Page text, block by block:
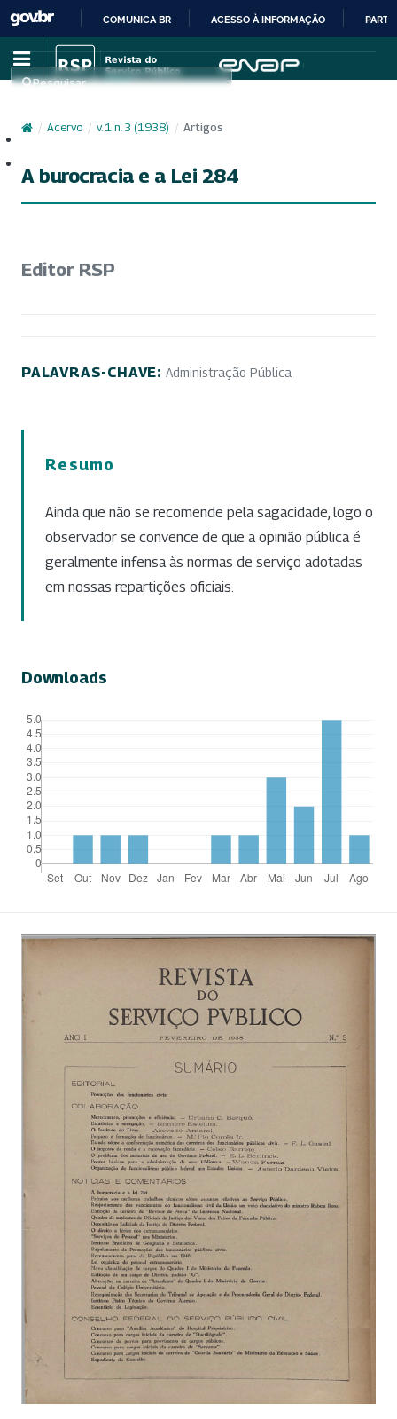
IR
PARA
CONTEÚDO
COMUNICA BR ACESSO À INFORMAÇÃO
Pesquisar
/ Acervo / v. 1 n. 3 (1938) / Artigos
A burocracia e a Lei 284
Editor RSP
PALAVRAS-CHAVE: Administração Pública
Resumo
Ainda que não se recomende pela sagacidade, logo o
observador se convence de que a opinião pública é
geralmente infensa às normas de serviço adotadas
em nossas repartições oficiais.
Downloads